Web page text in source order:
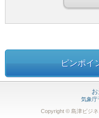
ピンポイ
気象庁
Copyright © 島津ビジ